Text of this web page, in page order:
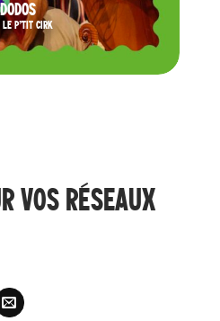
LE P’TIT CIRK
VOS RÉSEAUX